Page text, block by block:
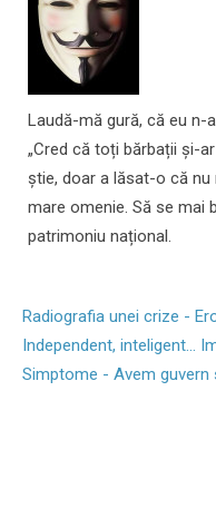
Laudă-mă gură, că eu n-
„Cred că toți bărbații și-
știe, doar a lăsat-o că nu
mare omenie. Să se mai
patrimoniu național.
Radiografia unei crize -
Independent, inteligent...
Simptome - Avem guvern